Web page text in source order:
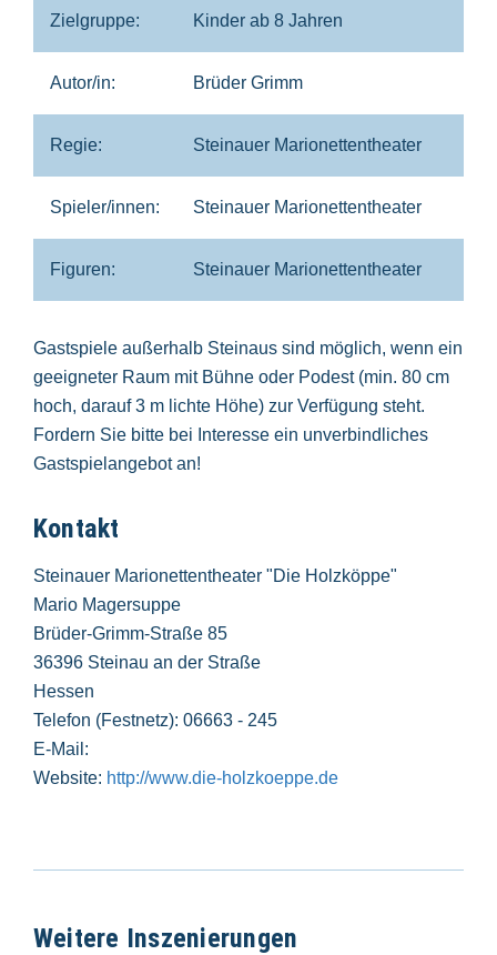
Zielgruppe: Kinder ab 8 Jahren
Autor/in: Brüder Grimm
Regie: Steinauer Marionettentheater
Spieler/innen: Steinauer Marionettentheater
Figuren: Steinauer Marionettentheater
Gastspiele außerhalb Steinaus sind möglich, wenn ein
geeigneter Raum mit Bühne oder Podest (min. 80 cm
hoch, darauf 3 m lichte Höhe) zur Verfügung steht.
Fordern Sie bitte bei Interesse ein unverbindliches
Gastspielangebot an!
Kontakt
Steinauer Marionettentheater "Die Holzköppe"
Mario Magersuppe
Brüder-Grimm-Straße 85
36396 Steinau an der Straße
Hessen
Telefon (Festnetz): 06663 - 245
E-Mail:
Website: http://www.die-holzkoeppe.de
Weitere Inszenierungen